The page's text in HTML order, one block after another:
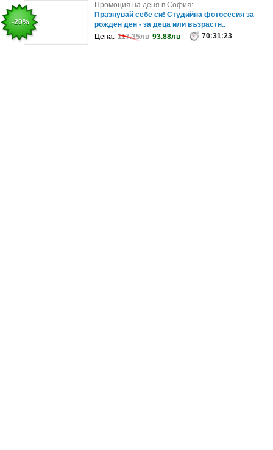
-43%
Промоция на деня в София:
2 часа разходка с яхта по язовир Искър
Цена: 78.23лв 44.96лв 99:31:23
-20%
Промоция на деня в София:
Празнувай себе си! Студийна фотосесия за
рожден ден - за деца или възрастн..
Цена: 117.35лв 93.88лв 70:31:23